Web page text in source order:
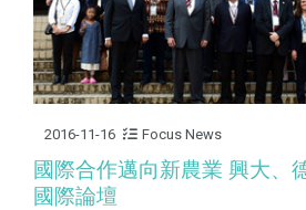
2016-11-16 Focus News
國際合作邁向新農業 興大、
國際論壇